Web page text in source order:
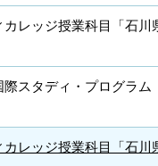
カレッジ授業科目「石川
際スタディ・プログラ
レッジ授業科目「石川